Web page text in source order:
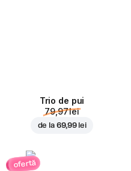
Trio de pui
79,97 lei
de la 69,99 lei
ofertă